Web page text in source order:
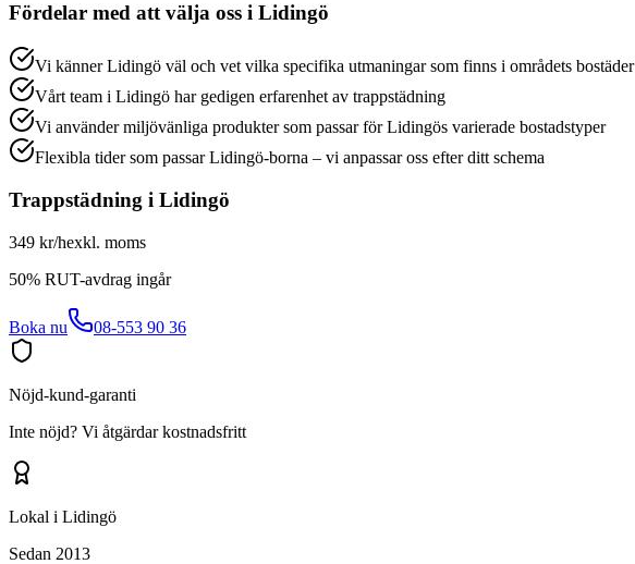
Fördelar med att välja oss i Lidingö
Vi känner Lidingö väl och vet vilka specifika utmaningar som finns i områdets bostäder
Vårt team i Lidingö har gedigen erfarenhet av trappstädning
Vi använder miljövänliga produkter som passar för Lidingös varierade bostadstyper
Flexibla tider som passar Lidingö-borna – vi anpassar oss efter ditt schema
Trappstädning i Lidingö
349 kr/hexkl. moms
50% RUT-avdrag ingår
Boka nu 08-553 90 36
Nöjd-kund-garanti
Inte nöjd? Vi åtgärdar kostnadsfritt
Lokal i Lidingö
Sedan 2013